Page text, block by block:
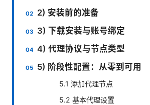
2) 安装前的准备
3) 下载安装与账号绑定
4) 代理协议与节点类型
5) 阶段性配置：从零到可用
5.1 添加代理节点
5.2 基本代理设置